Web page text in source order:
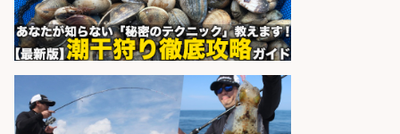
さらに求人情報を見る